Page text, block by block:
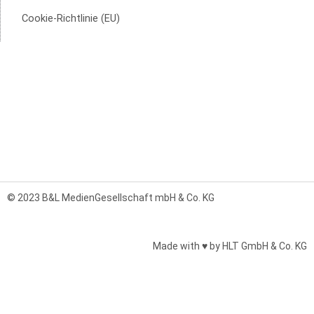
Cookie-Richtlinie (EU)
© 2023 B&L MedienGesellschaft mbH & Co. KG
Made with ♥ by HLT GmbH & Co. KG